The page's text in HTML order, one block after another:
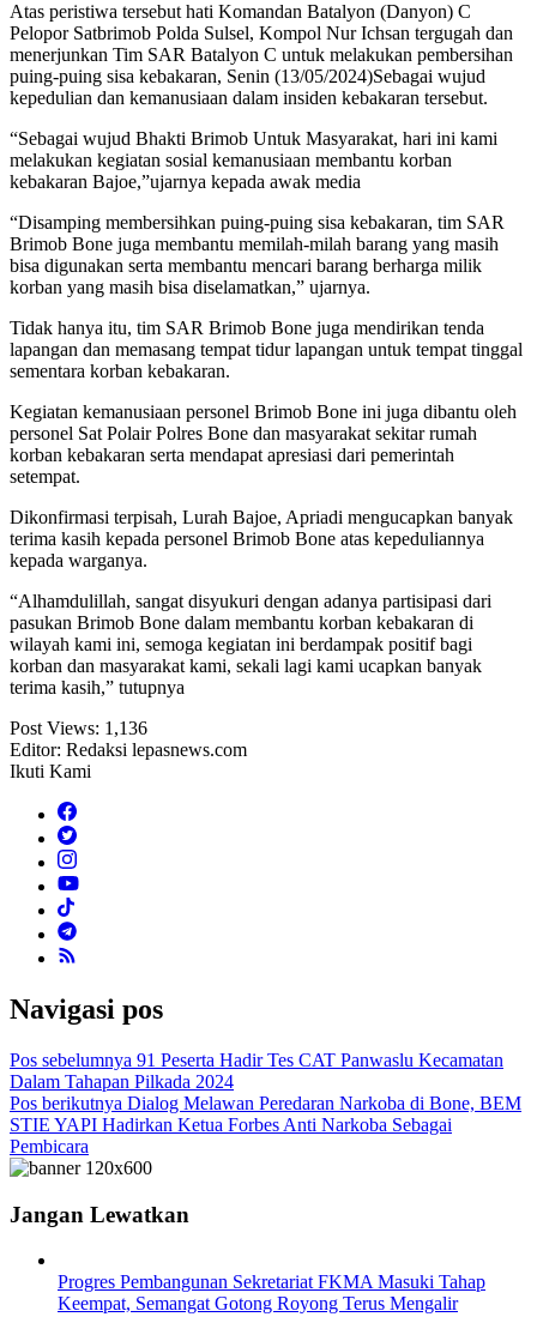
Atas peristiwa tersebut hati Komandan Batalyon (Danyon) C
Pelopor Satbrimob Polda Sulsel, Kompol Nur Ichsan tergugah dan
menerjunkan Tim SAR Batalyon C untuk melakukan pembersihan
puing-puing sisa kebakaran, Senin (13/05/2024)Sebagai wujud
kepedulian dan kemanusiaan dalam insiden kebakaran tersebut.
“Sebagai wujud Bhakti Brimob Untuk Masyarakat, hari ini kami
melakukan kegiatan sosial kemanusiaan membantu korban
kebakaran Bajoe,”ujarnya kepada awak media
“Disamping membersihkan puing-puing sisa kebakaran, tim SAR
Brimob Bone juga membantu memilah-milah barang yang masih
bisa digunakan serta membantu mencari barang berharga milik
korban yang masih bisa diselamatkan,” ujarnya.
Tidak hanya itu, tim SAR Brimob Bone juga mendirikan tenda
lapangan dan memasang tempat tidur lapangan untuk tempat tinggal
sementara korban kebakaran.
Kegiatan kemanusiaan personel Brimob Bone ini juga dibantu oleh
personel Sat Polair Polres Bone dan masyarakat sekitar rumah
korban kebakaran serta mendapat apresiasi dari pemerintah
setempat.
Dikonfirmasi terpisah, Lurah Bajoe, Apriadi mengucapkan banyak
terima kasih kepada personel Brimob Bone atas kepeduliannya
kepada warganya.
“Alhamdulillah, sangat disyukuri dengan adanya partisipasi dari
pasukan Brimob Bone dalam membantu korban kebakaran di
wilayah kami ini, semoga kegiatan ini berdampak positif bagi
korban dan masyarakat kami, sekali lagi kami ucapkan banyak
terima kasih,” tutupnya
Post Views: 1,136
Editor: Redaksi lepasnews.com
Ikuti Kami
Navigasi pos
Pos sebelumnya 91 Peserta Hadir Tes CAT Panwaslu Kecamatan
Dalam Tahapan Pilkada 2024
Pos berikutnya Dialog Melawan Peredaran Narkoba di Bone, BEM
STIE YAPI Hadirkan Ketua Forbes Anti Narkoba Sebagai
Pembicara
Jangan Lewatkan
Progres Pembangunan Sekretariat FKMA Masuki Tahap
Keempat, Semangat Gotong Royong Terus Mengalir